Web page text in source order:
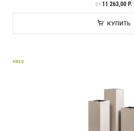
ЦЕНА
ОТ 11 263,00 Р.
КУПИТЬ
VIDEO